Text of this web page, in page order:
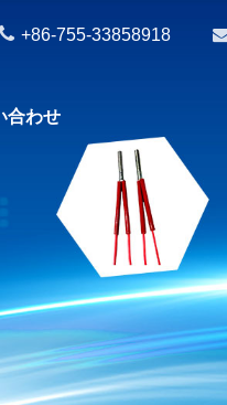
+86-755-33858918
合わせ